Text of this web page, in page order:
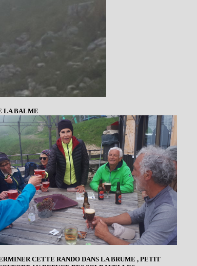
LA BALME
CETTE RANDO DANS LA BRUME , PETIT